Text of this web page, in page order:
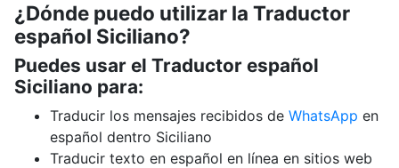
¿Dónde puedo utilizar la Traductor
español Siciliano?
Puedes usar el Traductor español
Siciliano para:
Traducir los mensajes recibidos de WhatsApp en
español dentro Siciliano
Traducir texto en español en línea en sitios web